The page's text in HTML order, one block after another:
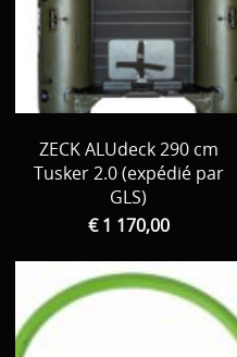
ZECK ALUdeck 290 cm
Tusker 2.0 (expédié par
GLS)
€ 1 170,00